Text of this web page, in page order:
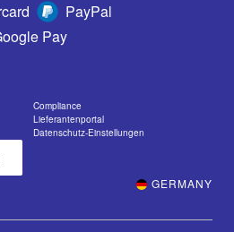
PayPal
Pay
Compliance
Lieferantenportal
Datenschutz-Einstellungen
GERMANY